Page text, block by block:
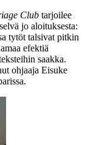
Club tarjoilee
jo aloituksesta:
tytöt talsivat pitkin
efektiä
saakka.
ohjaaja Eisuke